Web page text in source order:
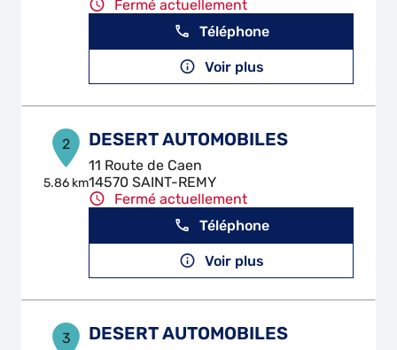
Fermé actuellement
Téléphone
Voir plus
2
5.86 km
DESERT AUTOMOBILES
11 Route de Caen
14570 SAINT-REMY
Fermé actuellement
Téléphone
Voir plus
3 DESERT AUTOMOBILES